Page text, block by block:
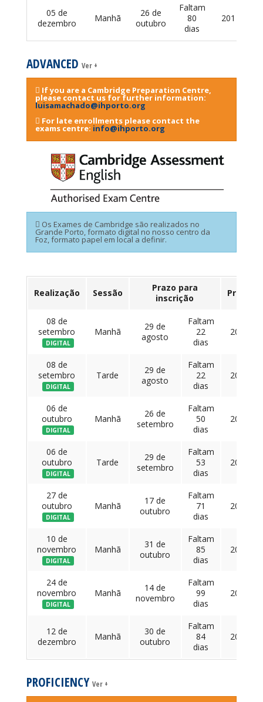
05 de
dezembro
Manhã
26 de
outubro
Faltam
80
dias
201 €
ADVANCED Ver +
If you are a Cambridge Preparation Centre,
please contact us for further information:
luisamachado@ihporto.org
For late enrollments please contact the
exams centre: info@ihporto.org
Os Exames de Cambridge são realizados no
Grande Porto, formato digital no nosso centro da
Foz, formato papel em local a definir.
Realização Sessão
Prazo para
inscrição
Preço
08 de
setembro
DIGITAL
Manhã
29 de
agosto
Faltam
22
dias
209 €
08 de
setembro
DIGITAL
Tarde
29 de
agosto
Faltam
22
dias
209 €
06 de
outubro
DIGITAL
Manhã
26 de
setembro
Faltam
50
dias
209 €
06 de
outubro
DIGITAL
Tarde
29 de
setembro
Faltam
53
dias
209 €
27 de
outubro
DIGITAL
Manhã
17 de
outubro
Faltam
71
dias
209 €
10 de
novembro
DIGITAL
Manhã
31 de
outubro
Faltam
85
dias
209 €
24 de
novembro
DIGITAL
Manhã
14 de
novembro
Faltam
99
dias
209 €
12 de
dezembro
Manhã
30 de
outubro
Faltam
84
dias
209 €
PROFICIENCY Ver +